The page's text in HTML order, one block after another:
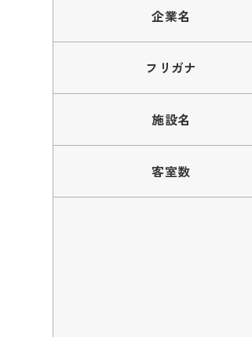
企業名
フリガナ
施設名
客室数